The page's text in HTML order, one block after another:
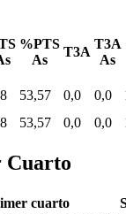
%PTS
As
T3A
T3A
As
53,57 0,0 0,0
53,57 0,0 0,0
Cuarto
cuarto